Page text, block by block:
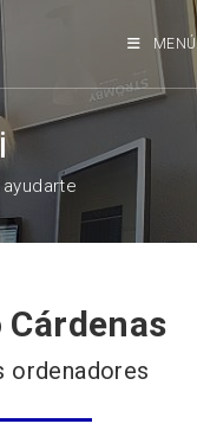
MENÚ
ordenadores